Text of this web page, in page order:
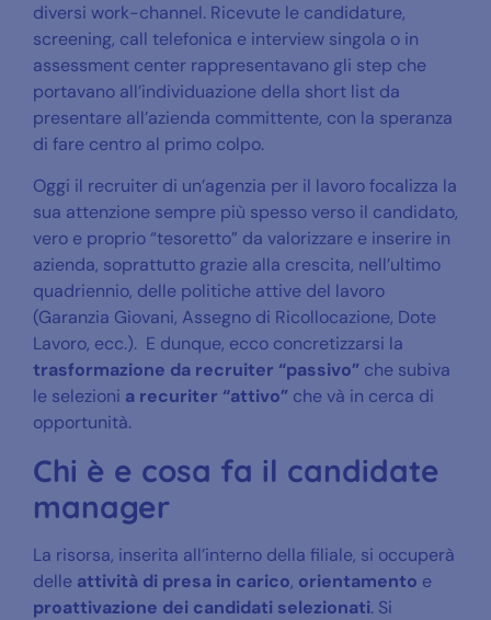
diversi work-channel. Ricevute le candidature,
screening, call telefonica e interview singola o in
assessment center rappresentavano gli step che
portavano all’individuazione della short list da
presentare all’azienda committente, con la speranza
di fare centro al primo colpo.
Oggi il recruiter di un’agenzia per il lavoro focalizza la
sua attenzione sempre più spesso verso il candidato,
vero e proprio “tesoretto” da valorizzare e inserire in
azienda, soprattutto grazie alla crescita, nell’ultimo
quadriennio, delle politiche attive del lavoro
(Garanzia Giovani, Assegno di Ricollocazione, Dote
Lavoro, ecc.). E dunque, ecco concretizzarsi la
trasformazione da recruiter “passivo” che subiva
le selezioni a recuriter “attivo” che và in cerca di
opportunità.
Chi è e cosa fa il candidate
manager
La risorsa, inserita all’interno della filiale, si occuperà
delle attività di presa in carico, orientamento e
proattivazione dei candidati selezionati. Si